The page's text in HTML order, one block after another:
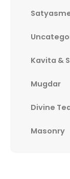
Kavita &
Mugdar
Divine
Masonry